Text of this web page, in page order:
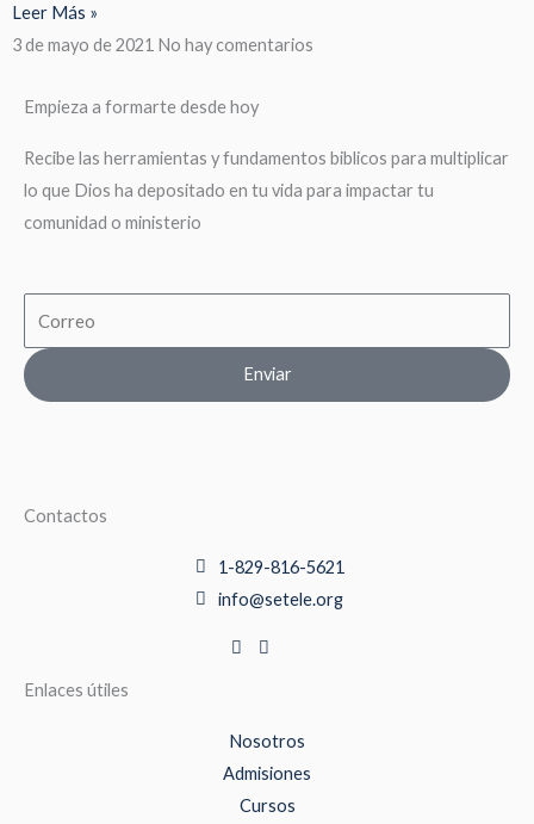
Leer Más »
3 de mayo de 2021 No hay comentarios
Empieza a formarte desde hoy
Recibe las herramientas y fundamentos biblicos para multiplicar
lo que Dios ha depositado en tu vida para impactar tu
comunidad o ministerio
Enviar
Contactos
1-829-816-5621
info@setele.org
Enlaces útiles
Nosotros
Admisiones
Cursos